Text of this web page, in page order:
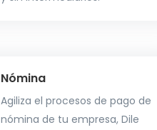
Nómina
Agiliza el procesos de pago de
nómina de tu empresa, Dile